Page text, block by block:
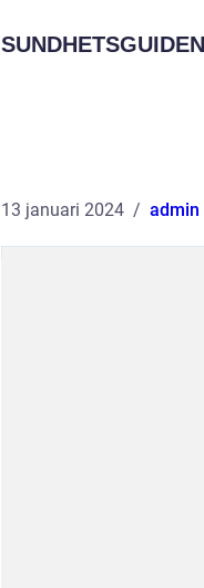
13 januari 2024 admin